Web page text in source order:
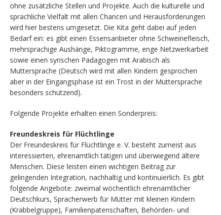
ohne zusätzliche Stellen und Projekte. Auch die kulturelle und
sprachliche Vielfalt mit allen Chancen und Herausforderungen
wird hier bestens umgesetzt. Die Kita geht dabei auf jeden
Bedarf ein: es gibt einen Essensanbieter ohne Schweinefleisch,
mehrsprachige Aushänge, Piktogramme, enge Netzwerkarbeit
sowie einen syrischen Pädagogen mit Arabisch als
Muttersprache (Deutsch wird mit allen Kindern gesprochen
aber in der Eingangsphase ist ein Trost in der Muttersprache
besonders schützend).
Folgende Projekte erhalten einen Sonderpreis:
Freundeskreis für Flüchtlinge
Der Freundeskreis für Flüchtlinge e. V. besteht zumeist aus
interessierten, ehrenamtlich tätigen und überwiegend ältere
Menschen. Diese leisten einen wichtigen Beitrag zur
gelingenden Integration, nachhaltig und kontinuierlich. Es gibt
folgende Angebote: zweimal wöchentlich ehrenamtlicher
Deutschkurs, Spracherwerb für Mütter mit kleinen Kindern
(Krabbelgruppe), Familienpatenschaften, Behörden- und